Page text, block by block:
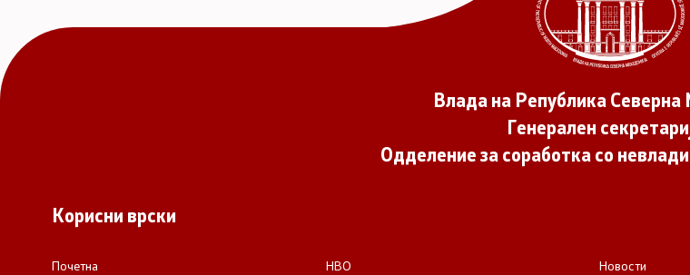
Влада на Република Северна
Генерален
Одделение за соработка со
Корисни врски
Почетна
НВО
Новости